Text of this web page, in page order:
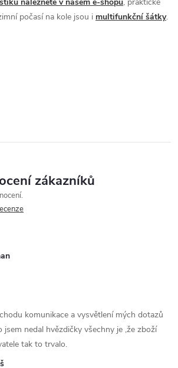
počasí na kole jsou i multifunkční šátky.
zákazníků
komunikace a vysvětlení mých dotazů
jsem nedal hvězdičky všechny je ,že zboží
tak to trvalo.